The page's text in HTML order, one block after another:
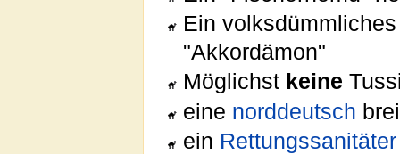
Ein
"Akkordämon"
Möglichst keine
eine norddeutsch
ein Rettungssanitäter